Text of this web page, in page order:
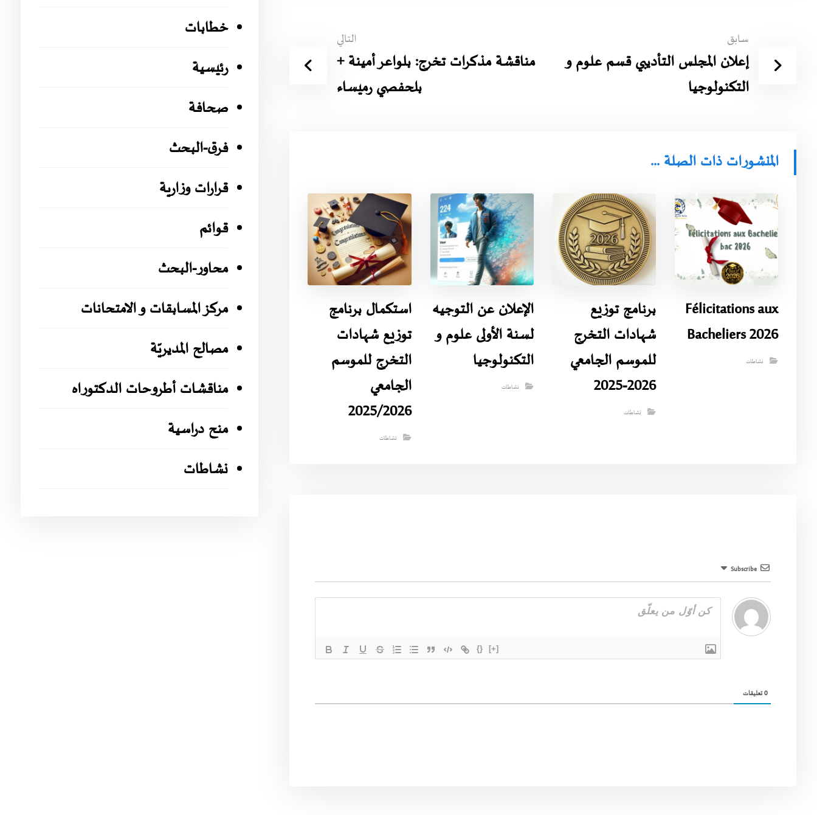
سابق
إعلان المجلس التأديبي قسم علوم و
التكنولوجيا
التالي
مناقشة مذكرات تخرج: بلواعر أمينة +
بلحفصي رميساء
المنشورات ذات الصلة ...
Félicitations aux
Bacheliers 2026
نشاطات
برنامج توزيع
شهادات التخرج
للموسم الجامعي
2026-2025
نشاطات
الإعلان عن التوجيه
لسنة الأولى علوم و
التكنولوجيا
نشاطات
استكمال برنامج
توزيع شهادات
التخرج للموسم
الجامعي
2025/2026
نشاطات
Subscribe
{} [+]
0تعليقات
خطابات
رئيسية
صحافة
فرق-البحث
قرارات وزارية
قوائم
محاور-البحث
مركز المسابقات و الامتحانات
مصالح المديريّة
مناقشات أطروحات الدكتوراه
منح دراسية
نشاطات